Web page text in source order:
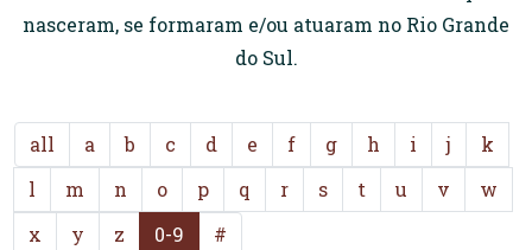
nasceram, se formaram e/ou atuaram no Rio Grande
do Sul.
all a b c d e f g h i j
k
l
m n o p q r s t u v
w
x
y z 0-9 #